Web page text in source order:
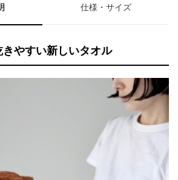
仕様・サイズ
やすい新しいタオル